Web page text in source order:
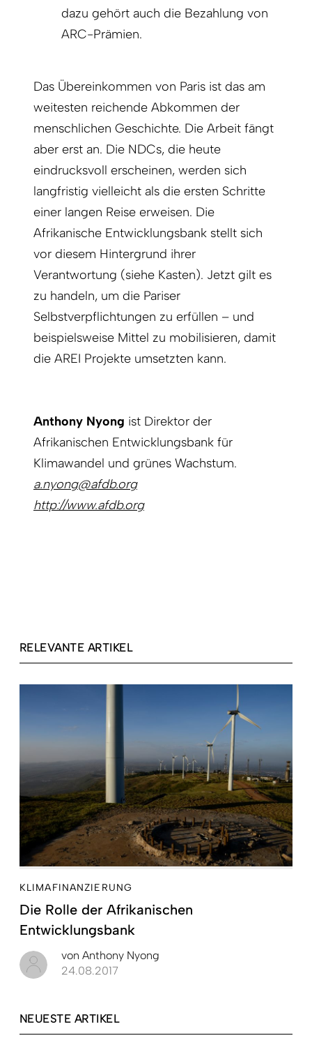
dazu gehört auch die Bezahlung von
ARC-Prämien.
Das Übereinkommen von Paris ist das am
weitesten reichende Abkommen der
menschlichen Geschichte. Die Arbeit fängt
aber erst an. Die NDCs, die heute
eindrucksvoll erscheinen, werden sich
langfristig vielleicht als die ersten Schritte
einer langen Reise erweisen. Die
Afrikanische Entwicklungsbank stellt sich
vor diesem Hintergrund ihrer
Verantwortung (siehe Kasten). Jetzt gilt es
zu handeln, um die Pariser
Selbstverpflichtungen zu erfüllen – und
beispielsweise Mittel zu mobilisieren, damit
die AREI Projekte umsetzten kann.
Anthony Nyong ist Direktor der
Afrikanischen Entwicklungsbank für
Klimawandel und grünes Wachstum.
a.nyong@afdb.org
http://www.afdb.org
RELEVANTE ARTIKEL
KLIMAFINANZIERUNG
Die Rolle der Afrikanischen
Entwicklungsbank
von Anthony Nyong
24.08.2017
NEUESTE ARTIKEL